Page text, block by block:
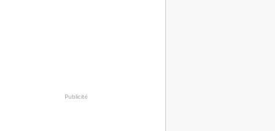
Publicité